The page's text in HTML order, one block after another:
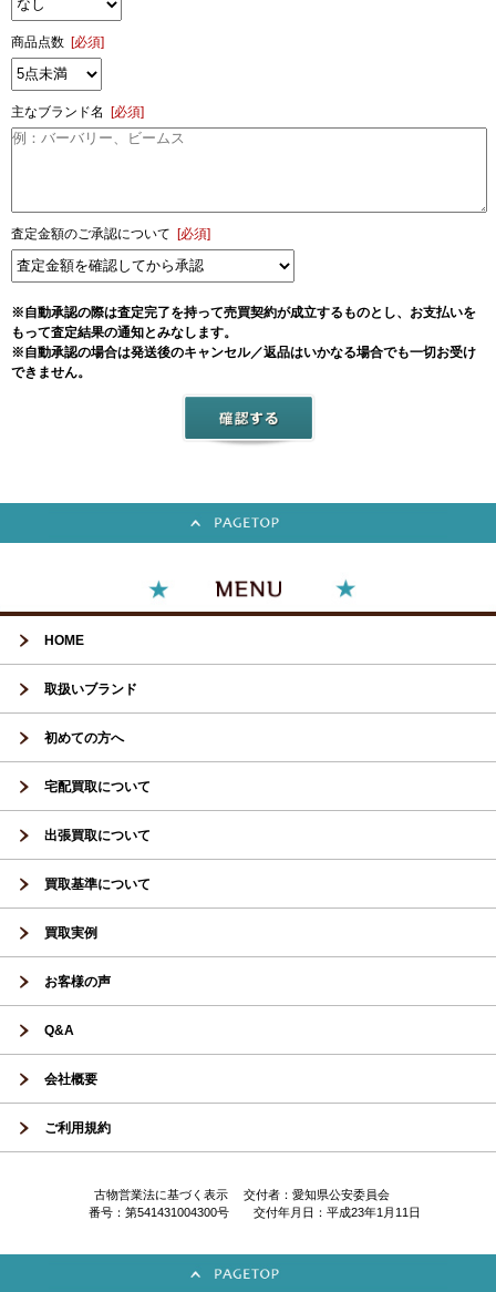
商品点数 [必須]
主なブランド名 [必須]
査定金額のご承認について [必須]
※自動承認の際は査定完了を持って売買契約が成立するものとし、お支払いを
もって査定結果の通知とみなします。
※自動承認の場合は発送後のキャンセル／返品はいかなる場合でも一切お受け
できません。
HOME
取扱いブランド
初めての方へ
宅配買取について
出張買取について
買取基準について
買取実例
お客様の声
Q&A
会社概要
ご利用規約
古物営業法に基づく表示 交付者：愛知県公安委員会
番号：第541431004300号 交付年月日：平成23年1月11日